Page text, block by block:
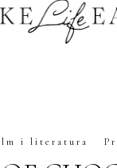
i literatura